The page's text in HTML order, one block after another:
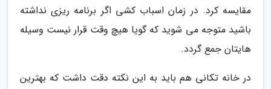
مقایسه کرد. در زمان اسباب کشی اگر برنامه ریزی نداشته
باشید متوجه می شوید که گویا هیچ وقت قرار نیست وسیله
هایتان جمع گردد.
در خانه تکانی هم باید به این نکته دقت داشت که بهترین